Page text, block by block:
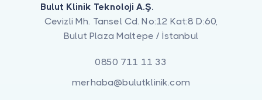
Bulut Klinik Teknoloji A.Ş.
Cevizli Mh. Tansel Cd. No:12 Kat:8 D:60,
Bulut Plaza Maltepe / İstanbul
0850 711 11 33
merhaba@bulutklinik.com